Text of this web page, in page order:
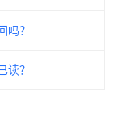
吗？
读？